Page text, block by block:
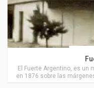
El Fuerte Argentino, es
en 1876 sobre las